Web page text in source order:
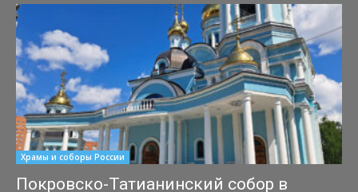
Храмы и соборы России
Покровско-Татианинский собор в